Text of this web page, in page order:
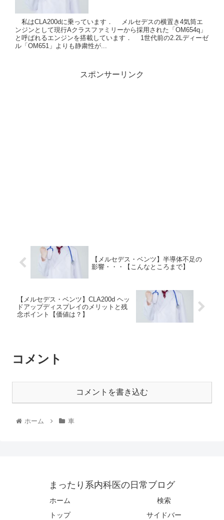
私はCLA200dに乗っています． メルセデスの横置き4気筒エ
ンジンとして現行Aクラスファミリーから採用された「OM654q」
と呼ばれるエンジンを搭載しています． 1世代前の2.2Lディーゼ
ル「OM651」よりも静粛性が...
スポンサーリンク
【メルセデス・ベンツ】半導体不足の
影響・・・【こんなところまで】
【メルセデス・ベンツ】CLA200d ヘッ
ドアップディスプレイのメリットと残
念ポイント【価値は？】
コメント
コメントを書き込む
ホーム 車
まったり系内科医の日常ブログ
ホーム
検索
トップ
サイドバー